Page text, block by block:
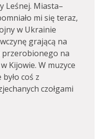
Leśnej. Miasta–
mi się teraz,
w Ukrainie
grającą na
przerobionego na
Kijowie. W muzyce
coś z
czołgami